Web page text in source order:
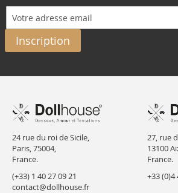
Inscription
24 rue du roi de Sicile,
Paris, 75004,
France.
(+33) 1 40 27 09 21
contact@dollhouse.fr
27, rue
13100
France.
+33 (0)4